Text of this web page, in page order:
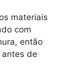
materiais
com
então
de